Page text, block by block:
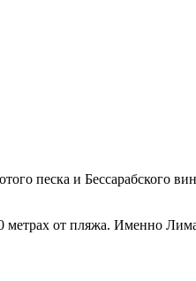
песка и Бессарабского
метрах от пляжа. Именно